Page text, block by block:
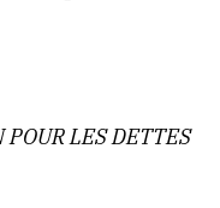
LES DETTES